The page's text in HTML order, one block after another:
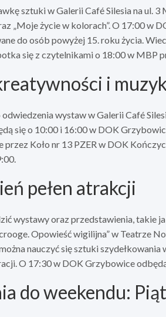
sztuki w Galerii Café Silesia na ul.
„Moje życie w kolorach”. O 17:00 w
do osób powyżej 15. roku życia.
się z czytelnikami o 18:00 w MBP
i
wystaw w Galerii Café
się o 10:00 i 16:00 w DOK
przez Koło nr 13 PZER w DOK
pełen atrakcji
wystawy oraz przedstawienia, takie
Opowieść wigilijna” w Teatrze
nauczyć się sztuki
O 17:30 w DOK Grzybowice
do weekendu: